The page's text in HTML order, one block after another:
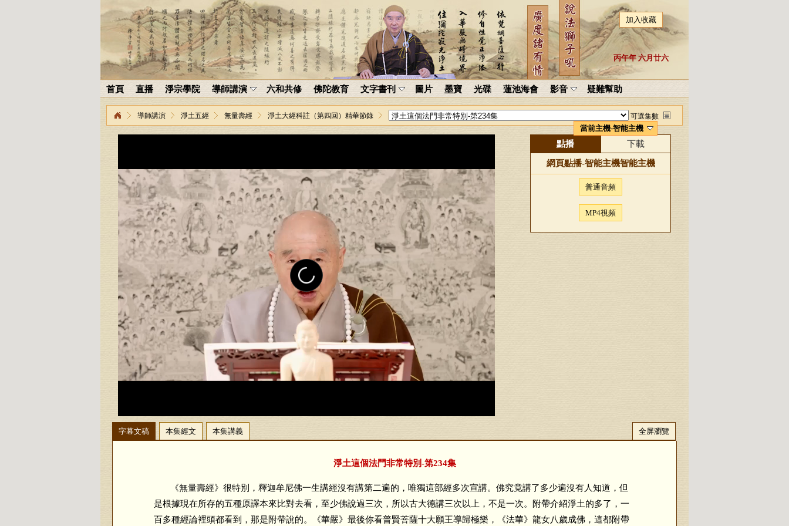
加入收藏
丙午年 六月廿六
首頁 直播 淨宗學院 導師講演 六和共修 佛陀教育 文字書刊 圖片 墨寶 光碟 蓮池海會 影音 疑難幫助
導師講演 淨土五經 無量壽經 淨土大經科註（第四回）精華節錄 可選集數
當前主機-智能主機
點播 下載
網頁點播-智能主機智能主機
普通音頻
MP4視頻
字幕文稿 本集經文 本集講義 全屏瀏覽
淨土這個法門非常特別-第234集
《無量壽經》很特別，釋迦牟尼佛一生講經沒有講第二遍的，唯獨這部經多次宣講。佛究竟講了多少遍沒有人知道，但
是根據現在所存的五種原譯本來比對去看，至少佛說過三次，所以古大德講三次以上，不是一次。附帶介紹淨土的多了，一
百多種經論裡頭都看到，那是附帶說的。《華嚴》最後你看普賢菩薩十大願王導歸極樂，《法華》龍女八歲成佛，這都附帶